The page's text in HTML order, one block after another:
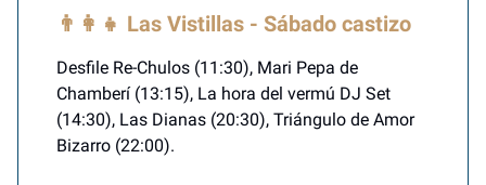
👨‍👩‍👧 Las Vistillas - Sábado castizo
Desfile Re-Chulos (11:30), Mari Pepa de
Chamberí (13:15), La hora del vermú DJ Set
(14:30), Las Dianas (20:30), Triángulo de Amor
Bizarro (22:00).